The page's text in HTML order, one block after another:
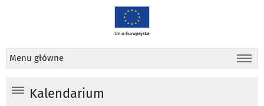
Menu główne
Kalendarium